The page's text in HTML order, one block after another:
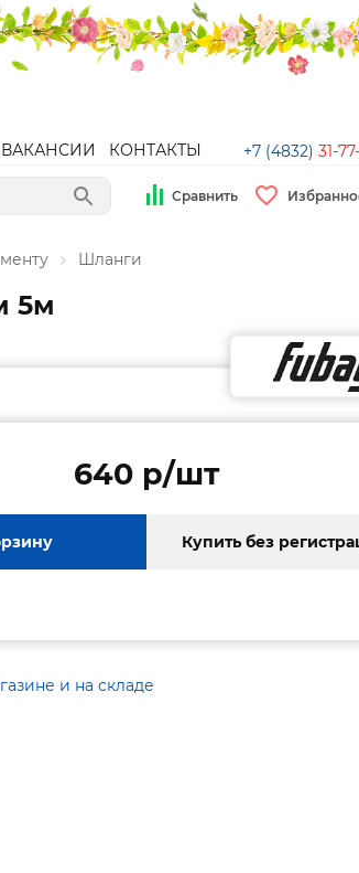
ВАКАНСИИ КОНТАКТЫ +7 (4832) 31-
Сравнить
Шланги
5м
640 p/шт
Купить без
и на складе